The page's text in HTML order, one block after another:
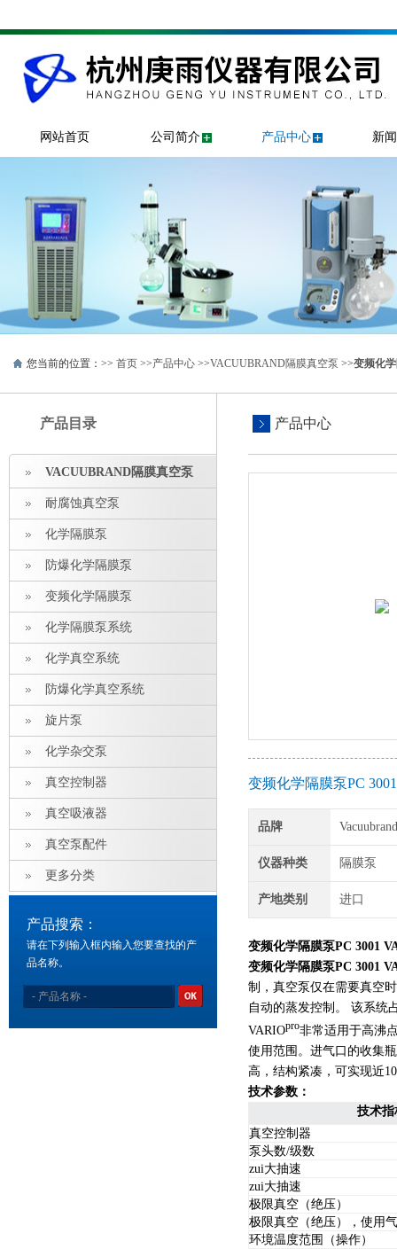
网站首页 公司简介 产品中心 新
您当前的位置：>> 首页 >>产品中心 >>VACUUBRAND隔膜真空泵 >>变频化
产品目录
VACUUBRAND隔膜真空泵
耐腐蚀真空泵
化学隔膜泵
防爆化学隔膜泵
变频化学隔膜泵
化学隔膜泵系统
化学真空系统
防爆化学真空系统
旋片泵
化学杂交泵
真空控制器
真空吸液器
真空泵配件
更多分类
产品搜索：
请在下列输入框内输入您要查找的产
品名称。
产品中心
变频化学隔膜泵PC
品牌
仪器种类 隔膜泵
产地类别 进口
变频化学隔膜泵PC 3001
变频化学隔膜泵PC 3001
制，真空泵仅在需要真空
自动的蒸发控制。 该系统
VARIOpro非常适用于高沸
使用范围。进气口的收集
高，结构紧凑，可实现近
技术参数：
技术指
真空控制器
泵头数/级数
zui大抽速
zui大抽速
极限真空（绝压）
极限真空（绝压），使用
环境温度范围（操作）